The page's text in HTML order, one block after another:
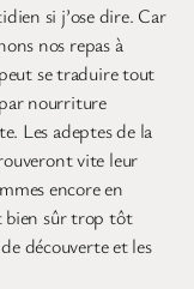
si j’ose dire. Car
nos repas à
se traduire tout
nourriture
Les adeptes de la
vite leur
encore en
bien sûr trop tôt
découverte et les